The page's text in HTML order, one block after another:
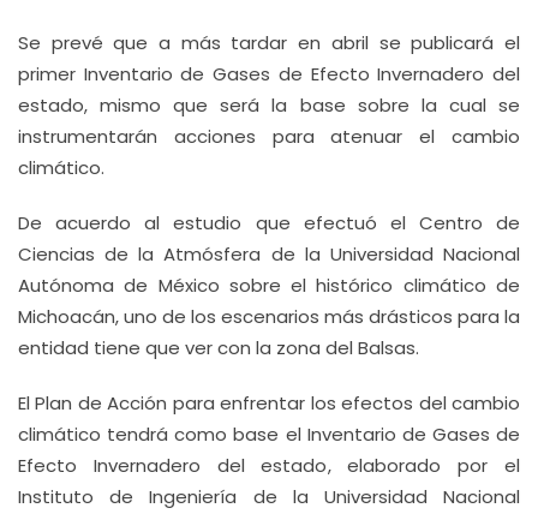
Se prevé que a más tardar en abril se publicará el
primer Inventario de Gases de Efecto Invernadero del
estado, mismo que será la base sobre la cual se
instrumentarán acciones para atenuar el cambio
climático.
De acuerdo al estudio que efectuó el Centro de
Ciencias de la Atmósfera de la Universidad Nacional
Autónoma de México sobre el histórico climático de
Michoacán, uno de los escenarios más drásticos para la
entidad tiene que ver con la zona del Balsas.
El Plan de Acción para enfrentar los efectos del cambio
climático tendrá como base el Inventario de Gases de
Efecto Invernadero del estado, elaborado por el
Instituto de Ingeniería de la Universidad Nacional